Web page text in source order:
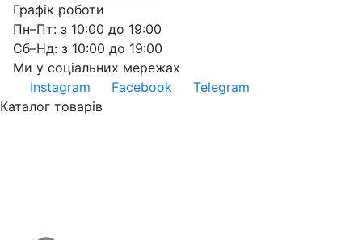
Графік роботи
Пн–Пт: з 10:00 до 19:00
Сб–Нд: з 10:00 до 19:00
Ми у соціальних мережах
Instagram
Facebook
Telegram
Каталог товарів